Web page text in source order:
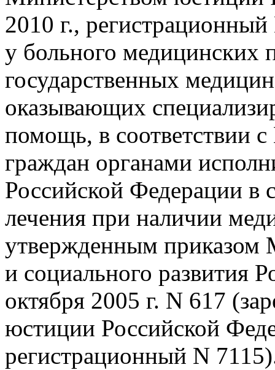
2010 г.,
у больного медицинских
государственных
оказывающих
помощь, в соответствии
граждан органами
Российской Федерации в
лечения при наличии
утвержденным приказом
и социального развития
октября 2005 г. N 617
юстиции Российской
регистрационный N